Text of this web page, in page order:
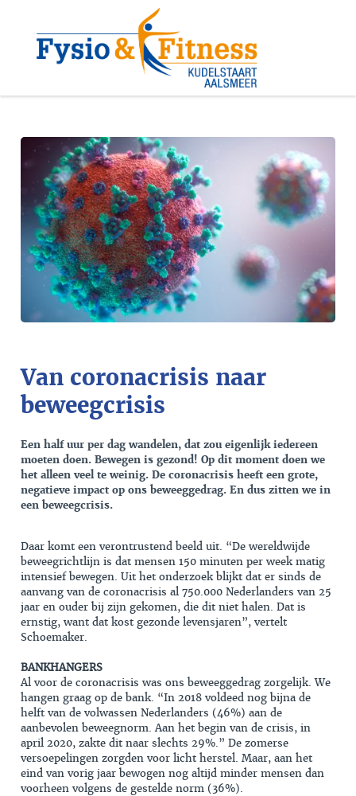
Van coronacrisis naar
beweegcrisis
Een half uur per dag wandelen, dat zou eigenlijk iedereen
moeten doen. Bewegen is gezond! Op dit moment doen we
het alleen veel te weinig. De coronacrisis heeft een grote,
negatieve impact op ons beweeggedrag. En dus zitten we in
een beweegcrisis.
Daar komt een verontrustend beeld uit. “De wereldwijde
beweegrichtlijn is dat mensen 150 minuten per week matig
intensief bewegen. Uit het onderzoek blijkt dat er sinds de
aanvang van de coronacrisis al 750.000 Nederlanders van 25
jaar en ouder bij zijn gekomen, die dit niet halen. Dat is
ernstig, want dat kost gezonde levensjaren”, vertelt
Schoemaker.
BANKHANGERS
Al voor de coronacrisis was ons beweeggedrag zorgelijk. We
hangen graag op de bank. “In 2018 voldeed nog bijna de
helft van de volwassen Nederlanders (46%) aan de
aanbevolen beweegnorm. Aan het begin van de crisis, in
april 2020, zakte dit naar slechts 29%.” De zomerse
versoepelingen zorgden voor licht herstel. Maar, aan het
eind van vorig jaar bewogen nog altijd minder mensen dan
voorheen volgens de gestelde norm (36%).